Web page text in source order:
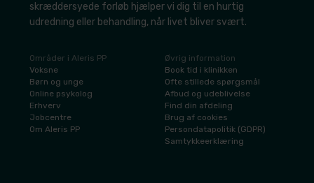
skræddersyede forløb hjælper vi dig til en hurtig
udredning eller behandling, når livet bliver svært.
Områder i Aleris PP
​Voksne
​Børn og unge
​Online psykolog
​Erhverv
​Jobcentre
​Om Aleris PP
Øvrig information
​Book tid i klinikken
​Ofte stillede spørgsmål
Afbud og udeblivelse
​Find din afdeling
​Brug af cookies
​Persondatapolitik (GDPR)
​Samtykkeerklæring